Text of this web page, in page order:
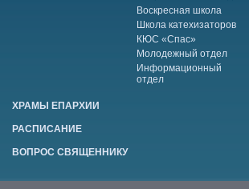
Воскресная школа
Школа катехизаторов
КЮС «Спас»
Молодежный отдел
Информационный
отдел
ХРАМЫ ЕПАРХИИ
РАСПИСАНИЕ
ВОПРОС СВЯЩЕННИКУ